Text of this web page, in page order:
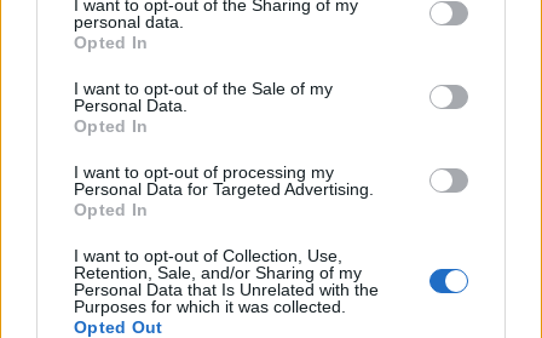
I want to opt-out of the Sharing of my
personal data.
Opted In
I want to opt-out of the Sale of my
Personal Data.
Opted In
I want to opt-out of processing my
Personal Data for Targeted Advertising.
Opted In
I want to opt-out of Collection, Use,
Retention, Sale, and/or Sharing of my
Personal Data that Is Unrelated with the
Purposes for which it was collected.
Opted Out
Via Pastarella: Η καρμπονάρα που κλέβει